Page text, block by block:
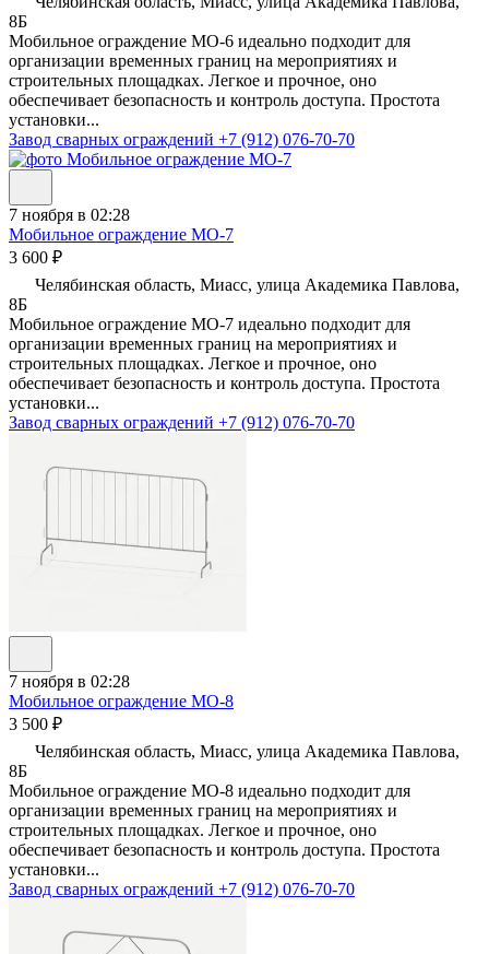
8Б
Мобильное ограждение МО-6 идеально подходит для
организации временных границ на мероприятиях и
строительных площадках. Легкое и прочное, оно
обеспечивает безопасность и контроль доступа. Простота
установки...
Завод сварных ограждений +7 (912) 076-70-70
7 ноября в 02:28
Мобильное ограждение МО-7
3 600 ₽
Челябинская область, Миасс, улица Академика Павлова,
8Б
Мобильное ограждение МО-7 идеально подходит для
организации временных границ на мероприятиях и
строительных площадках. Легкое и прочное, оно
обеспечивает безопасность и контроль доступа. Простота
установки...
Завод сварных ограждений +7 (912) 076-70-70
7 ноября в 02:28
Мобильное ограждение МО-8
3 500 ₽
Челябинская область, Миасс, улица Академика Павлова,
8Б
Мобильное ограждение МО-8 идеально подходит для
организации временных границ на мероприятиях и
строительных площадках. Легкое и прочное, оно
обеспечивает безопасность и контроль доступа. Простота
установки...
Завод сварных ограждений +7 (912) 076-70-70